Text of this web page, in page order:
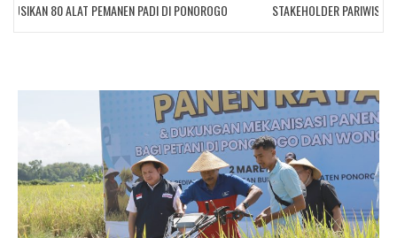
80 ALAT PEMANEN PADI DI PONOROGO STAKEHOLDER PARIWISATA